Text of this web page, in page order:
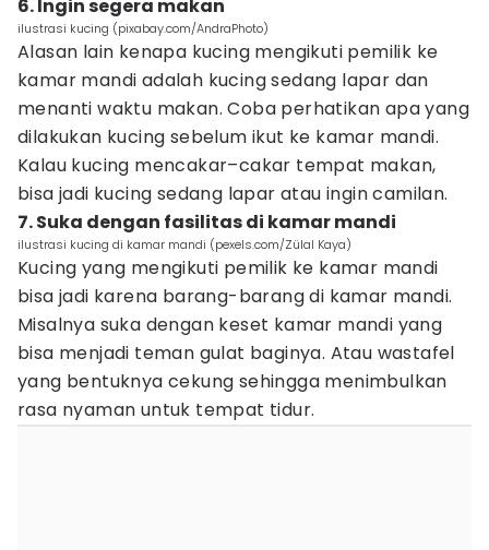
6. Ingin segera makan
ilustrasi kucing (pixabay.com/AndraPhoto)
Alasan lain kenapa kucing mengikuti pemilik ke
kamar mandi adalah kucing sedang lapar dan
menanti waktu makan. Coba perhatikan apa yang
dilakukan kucing sebelum ikut ke kamar mandi.
Kalau kucing mencakar–cakar tempat makan,
bisa jadi kucing sedang lapar atau ingin camilan.
7. Suka dengan fasilitas di kamar mandi
ilustrasi kucing di kamar mandi (pexels.com/Zülal Kaya)
Kucing yang mengikuti pemilik ke kamar mandi
bisa jadi karena barang-barang di kamar mandi.
Misalnya suka dengan keset kamar mandi yang
bisa menjadi teman gulat baginya. Atau wastafel
yang bentuknya cekung sehingga menimbulkan
rasa nyaman untuk tempat tidur.